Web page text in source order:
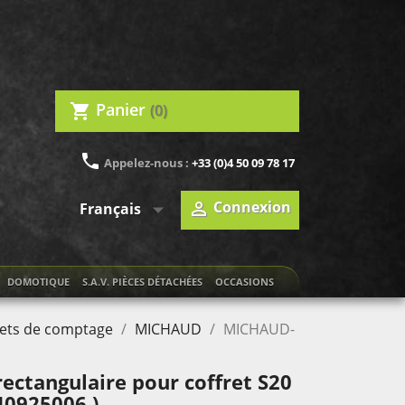
shopping_cart Panier (0)
phone Appelez-nous : +33 (0)4 50 09 78 17
Français   Connexion
DOMOTIQUE S.A.V. PIÈCES DÉTACHÉES OCCASIONS
de comptage MICHAUD
MICHAUD-
pour coffret S20